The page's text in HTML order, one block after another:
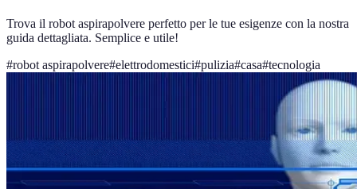
Trova il robot aspirapolvere perfetto per le tue esigenze con la nostra
guida dettagliata. Semplice e utile!
#robot aspirapolvere#elettrodomestici#pulizia#casa#tecnologia